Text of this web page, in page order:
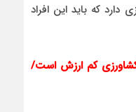
که باید این افراد
کشاورزی کم ارزش است/